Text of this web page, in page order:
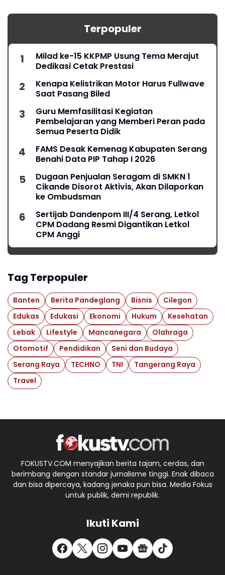
Mahasiswa
Terpopuler
Milad ke-15 KKPMP Usung Tema Merajut
Dedikasi Cetak Prestasi
Kenapa Kelistrikan Motor Harus Fullwave
Saat Pasang Biled
Guru Memfasilitasi Kegiatan
Pembelajaran yang Memberi Peran pada
Semua Peserta Didik
FAMS Desak Kemenag Kabupaten Serang
Benahi Data PIP Tahap I 2026
Dugaan Penjualan Seragam di SMKN 1
Cikande Disorot Aktivis, Akan Dilaporkan
ke Ombudsman
Sertijab Dandenpom III/4 Serang, Letkol
CPM Dadang Resmi Digantikan Letkol
CPM Anggi
Tag Terpopuler
Banten Berita Pandeglang Bisnis
Cilegon
Edukas
Edukasi Ekonomi Hukum
Kesehatan
Lebak
Lifestyle Mancanegara
Olahraga
Otomotif
Pendidikan
Seni dan Budaya
Serang Raya
TECHNO TNI
Tangerang Raya
Travel
FOKUSTV.COM menyajikan berita tajam, cerdas, dan
berimbang dengan standar jurnalisme tinggi. Enak dibaca
dan bisa dipercaya, kadang jenaka pun bisa. Media Fokus
untuk publik, demi republik.
Ikuti Kami